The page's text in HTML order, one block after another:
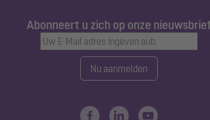
Abonneert u zich op onze
Nu aanmelden